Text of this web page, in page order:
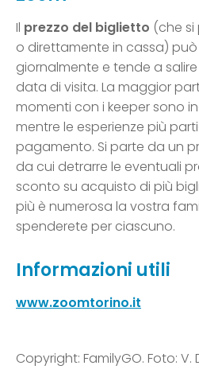
Il prezzo del biglietto (che
o direttamente in cassa)
giornalmente e tende a salire
data di visita. La maggior
momenti con i keeper sono
mentre le esperienze più
pagamento. Si parte da un
da cui detrarre le eventuali
sconto su acquisto di più
più è numerosa la vostra
spenderete per ciascuno.
Informazioni utili
www.zoomtorino.it
Copyright: FamilyGO. Foto: V.